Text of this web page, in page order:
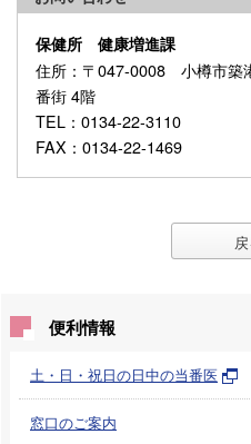
保健所 健康増進課
住所 ：〒047-0008 小樽市築
番街 4階
TEL ：0134-22-3110
FAX ：0134-22-1469
便利情報
土・日・祝日の日中の当番医
窓口のご案内